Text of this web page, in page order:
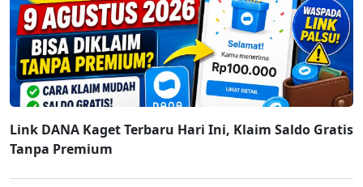
Link DANA Kaget Terbaru Hari Ini, Klaim Saldo Gratis
Tanpa Premium